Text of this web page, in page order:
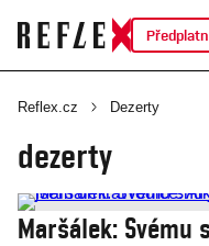
Reflex.cz Dezerty
dezerty
Maršálek: Svému